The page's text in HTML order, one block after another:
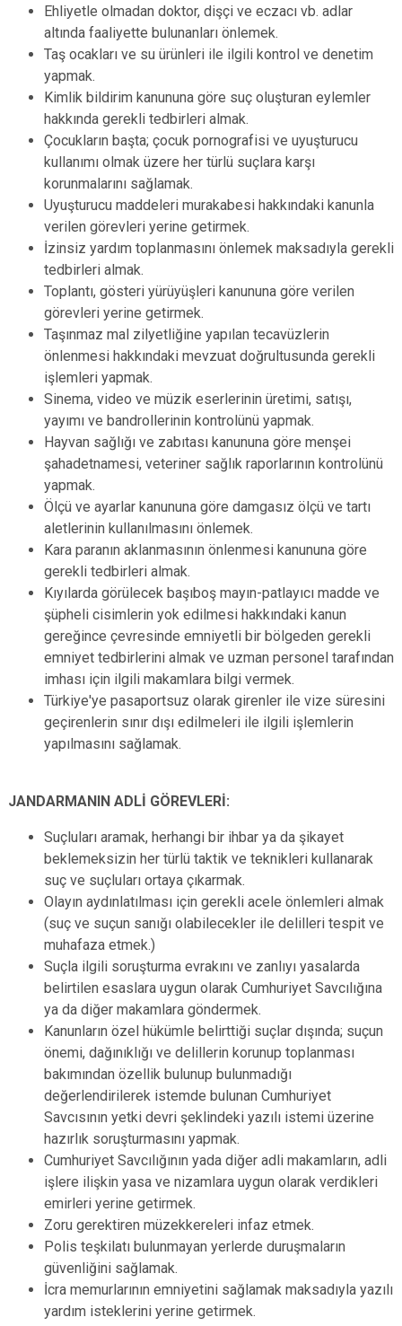
Ehliyetle olmadan doktor, dişçi ve eczacı vb. adlar
altında faaliyette bulunanları önlemek.
Taş ocakları ve su ürünleri ile ilgili kontrol ve denetim
yapmak.
Kimlik bildirim kanununa göre suç oluşturan eylemler
hakkında gerekli tedbirleri almak.
Çocukların başta; çocuk pornografisi ve uyuşturucu
kullanımı olmak üzere her türlü suçlara karşı
korunmalarını sağlamak.
Uyuşturucu maddeleri murakabesi hakkındaki kanunla
verilen görevleri yerine getirmek.
İzinsiz yardım toplanmasını önlemek maksadıyla gerekli
tedbirleri almak.
Toplantı, gösteri yürüyüşleri kanununa göre verilen
görevleri yerine getirmek.
Taşınmaz mal zilyetliğine yapılan tecavüzlerin
önlenmesi hakkındaki mevzuat doğrultusunda gerekli
işlemleri yapmak.
Sinema, video ve müzik eserlerinin üretimi, satışı,
yayımı ve bandrollerinin kontrolünü yapmak.
Hayvan sağlığı ve zabıtası kanununa göre menşei
şahadetnamesi, veteriner sağlık raporlarının kontrolünü
yapmak.
Ölçü ve ayarlar kanununa göre damgasız ölçü ve tartı
aletlerinin kullanılmasını önlemek.
Kara paranın aklanmasının önlenmesi kanununa göre
gerekli tedbirleri almak.
Kıyılarda görülecek başıboş mayın-patlayıcı madde ve
şüpheli cisimlerin yok edilmesi hakkındaki kanun
gereğince çevresinde emniyetli bir bölgeden gerekli
emniyet tedbirlerini almak ve uzman personel tarafından
imhası için ilgili makamlara bilgi vermek.
Türkiye'ye pasaportsuz olarak girenler ile vize süresini
geçirenlerin sınır dışı edilmeleri ile ilgili işlemlerin
yapılmasını sağlamak.
JANDARMANIN ADLİ GÖREVLERİ:
Suçluları aramak, herhangi bir ihbar ya da şikayet
beklemeksizin her türlü taktik ve teknikleri kullanarak
suç ve suçluları ortaya çıkarmak.
Olayın aydınlatılması için gerekli acele önlemleri almak
(suç ve suçun sanığı olabilecekler ile delilleri tespit ve
muhafaza etmek.)
Suçla ilgili soruşturma evrakını ve zanlıyı yasalarda
belirtilen esaslara uygun olarak Cumhuriyet Savcılığına
ya da diğer makamlara göndermek.
Kanunların özel hükümle belirttiği suçlar dışında; suçun
önemi, dağınıklığı ve delillerin korunup toplanması
bakımından özellik bulunup bulunmadığı
değerlendirilerek istemde bulunan Cumhuriyet
Savcısının yetki devri şeklindeki yazılı istemi üzerine
hazırlık soruşturmasını yapmak.
Cumhuriyet Savcılığının yada diğer adli makamların, adli
işlere ilişkin yasa ve nizamlara uygun olarak verdikleri
emirleri yerine getirmek.
Zoru gerektiren müzekkereleri infaz etmek.
Polis teşkilatı bulunmayan yerlerde duruşmaların
güvenliğini sağlamak.
İcra memurlarının emniyetini sağlamak maksadıyla yazılı
yardım isteklerini yerine getirmek.